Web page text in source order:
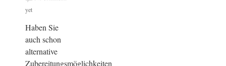
yet
Haben Sie
auch schon
alternative
Zubereitungsmöglichkeiten